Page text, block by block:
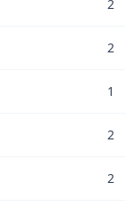
2
2
1
2
2